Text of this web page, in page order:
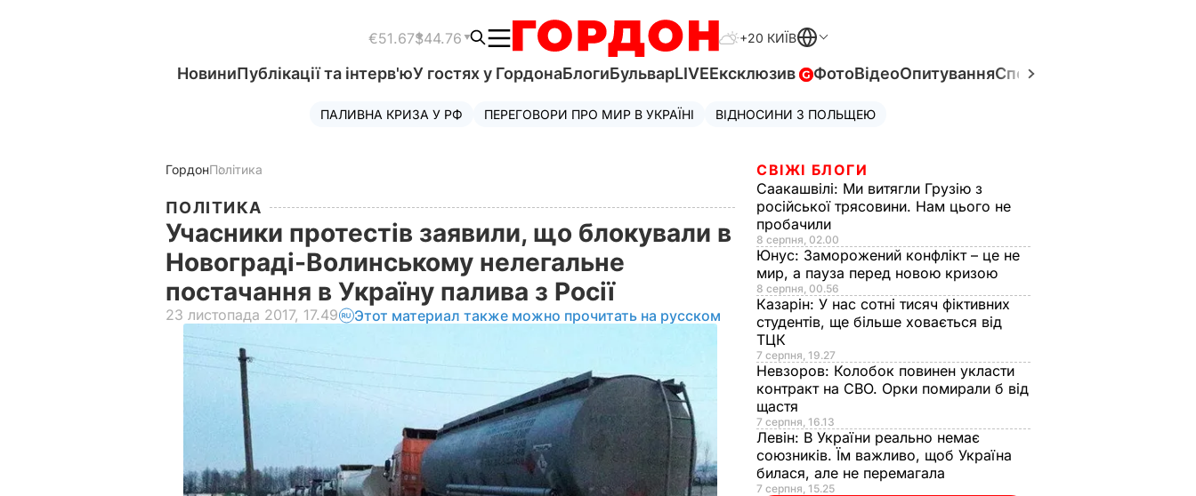
€51.67$44.76 +20 КИЇВ
НовиниПублікації та інтерв'юУ гостях у ГордонаБлогиБульварLIVEЕксклюзив ФотоВідеоОпитуванняСпецпроєкти
ПАЛИВНА КРИЗА У РФ ПЕРЕГОВОРИ ПРО МИР В УКРАЇНІ ВІДНОСИНИ З ПОЛЬЩЕЮ
ГордонПолітика
ПОЛІТИКА
Учасники протестів заявили, що блокували в
Новограді-Волинському нелегальне
постачання в Україну палива з Росії
23 листопада 2017, 17.49 Этот материал также можно прочитать на русском
СВІЖІ БЛОГИ
Саакашвілі: Ми витягли Грузію з
російської трясовини. Нам цього не
пробачили
8 серпня, 02.00
Юнус: Заморожений конфлікт – це не
мир, а пауза перед новою кризою
8 серпня, 00.56
Казарін: У нас сотні тисяч фіктивних
студентів, ще більше ховається від
ТЦК
7 серпня, 19.27
Невзоров: Колобок повинен укласти
контракт на СВО. Орки помирали б від
щастя
7 серпня, 16.13
Левін: В України реально немає
союзників. Їм важливо, щоб Україна
билася, але не перемагала
7 серпня, 15.25